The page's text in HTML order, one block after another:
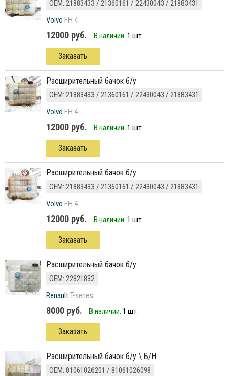
ОЕМ: 21883433 / 21360161 / 22430043 / 21883431
Volvo FH 4
12000 руб. В наличии: 1 шт.
Заказать
расширительный бачок б/у
ОЕМ: 21883433 / 21360161 / 22430043 / 21883431
Volvo FH 4
12000 руб. В наличии: 1 шт.
Заказать
расширительный бачок б/у
ОЕМ: 21883433 / 21360161 / 22430043 / 21883431
Volvo FH 4
12000 руб. В наличии: 1 шт.
Заказать
расширительный бачок б/у
ОЕМ: 22821832
RenaultT-series
8000 руб. В наличии: 1 шт.
Заказать
расширительный бачок б/у \ Б/Н
ОЕМ: 81061026201 / 81061026098